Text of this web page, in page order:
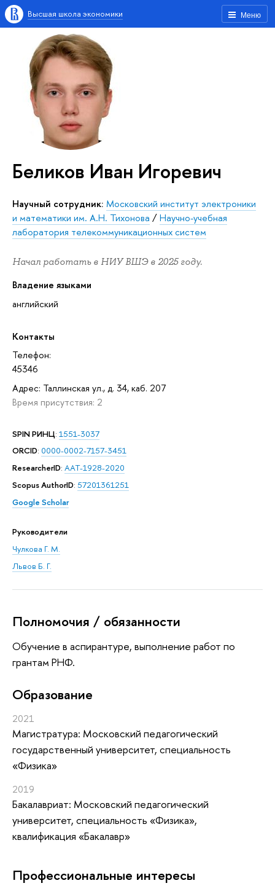
Меню
Высшая школа экономики
Беликов Иван Игоревич
Научный сотрудник: Московский институт электроники
и математики им. А.Н. Тихонова /Научно-учебная
лаборатория телекоммуникационных систем
Начал работать в НИУ ВШЭ в 2025 году.
Владение языками
английский
Контакты
Телефон:
45346
Адрес: Таллинская ул., д. 34, каб. 207
Время присутствия: 2
SPIN РИНЦ: 1551-3037
ORCID: 0000-0002-7157-3451
ResearcherID: AAT-1928-2020
Scopus AuthorID: 57201361251
Google Scholar
Руководители
Чулкова Г. М.
Львов Б. Г.
Полномочия / обязанности
Обучение в аспирантуре, выполнение работ по
грантам РНФ.
Oбразование
2021
Магистратура: Московский педагогический
государственный университет, специальность
«Физика»
2019
Бакалавриат: Московский педагогический
университет, специальность «Физика»,
квалификация «Бакалавр»
Профессиональные интересы